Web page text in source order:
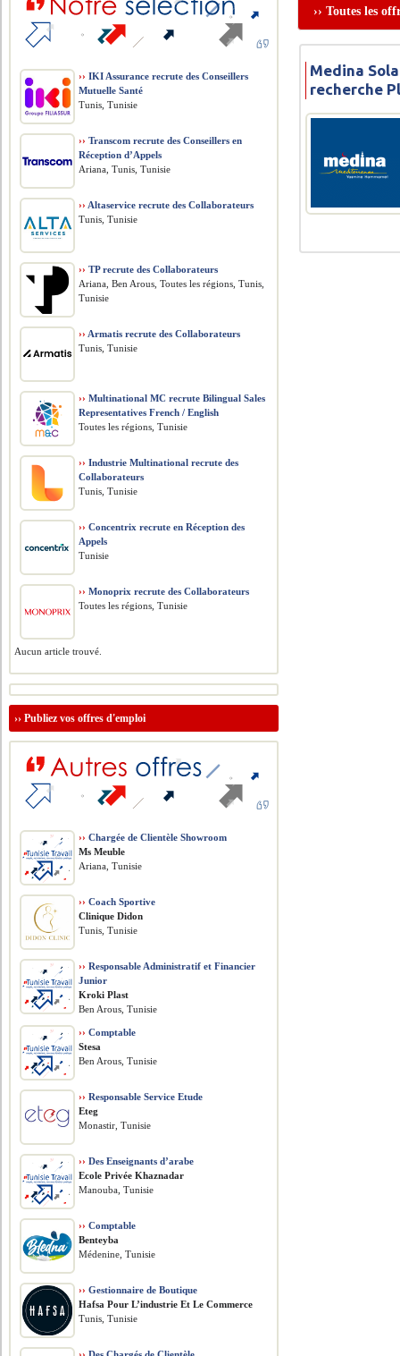
›› Toutes les
Medina
recherche
›› IKI Assurance recrute des Conseillers
Mutuelle Santé
Tunis, Tunisie
›› Transcom recrute des Conseillers en
Réception d’Appels
Ariana, Tunis, Tunisie
›› Altaservice recrute des Collaborateurs
Tunis, Tunisie
›› TP recrute des Collaborateurs
Ariana, Ben Arous, Toutes les régions, Tunis,
Tunisie
›› Armatis recrute des Collaborateurs
Tunis, Tunisie
›› Multinational MC recrute Bilingual Sales
Representatives French / English
Toutes les régions, Tunisie
›› Industrie Multinational recrute des
Collaborateurs
Tunis, Tunisie
›› Concentrix recrute en Réception des
Appels
Tunisie
›› Monoprix recrute des Collaborateurs
Toutes les régions, Tunisie
Aucun article trouvé.
››Publiez vos offres d'emploi
›› Chargée de Clientèle Showroom
Ms Meuble
Ariana, Tunisie
›› Coach Sportive
Clinique Didon
Tunis, Tunisie
›› Responsable Administratif et Financier
Junior
Kroki Plast
Ben Arous, Tunisie
›› Comptable
Stesa
Ben Arous, Tunisie
›› Responsable Service Etude
Eteg
Monastir, Tunisie
›› Des Enseignants d’arabe
Ecole Privée Khaznadar
Manouba, Tunisie
›› Comptable
Benteyba
Médenine, Tunisie
›› Gestionnaire de Boutique
Hafsa Pour L’industrie Et Le Commerce
Tunis, Tunisie